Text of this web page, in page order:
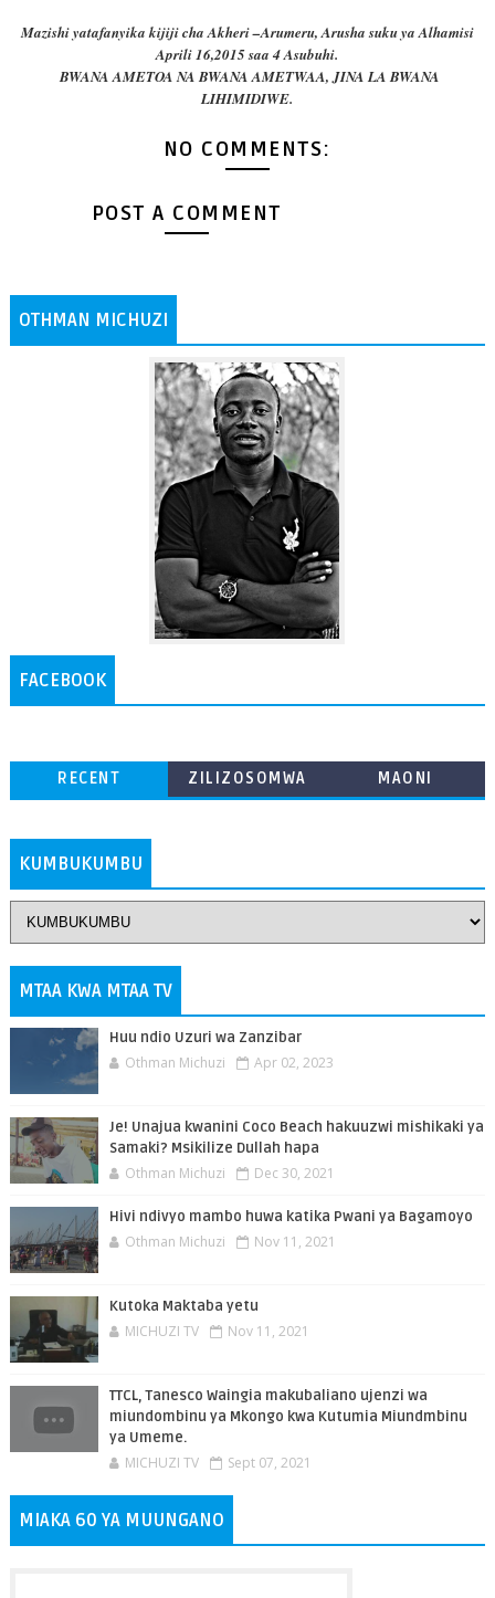
Mazishi yatafanyika kijiji cha Akheri –Arumeru, Arusha suku ya Alhamisi
Aprili 16,2015 saa 4 Asubuhi.
BWANA AMETOA NA BWANA AMETWAA, JINA LA BWANA
LIHIMIDIWE.
NO COMMENTS:
POST A COMMENT
OTHMAN MICHUZI
FACEBOOK
RECENT
ZILIZOSOMWA
MAONI
KUMBUKUMBU
MTAA KWA MTAA TV
Huu ndio Uzuri wa Zanzibar
Othman Michuzi Apr 02, 2023
Je! Unajua kwanini Coco Beach hakuuzwi mishikaki ya
Samaki? Msikilize Dullah hapa
Othman Michuzi Dec 30, 2021
Hivi ndivyo mambo huwa katika Pwani ya Bagamoyo
Othman Michuzi Nov 11, 2021
Kutoka Maktaba yetu
MICHUZI TV Nov 11, 2021
TTCL, Tanesco Waingia makubaliano ujenzi wa
miundombinu ya Mkongo kwa Kutumia Miundmbinu
ya Umeme.
MICHUZI TV Sept 07, 2021
MIAKA 60 YA MUUNGANO